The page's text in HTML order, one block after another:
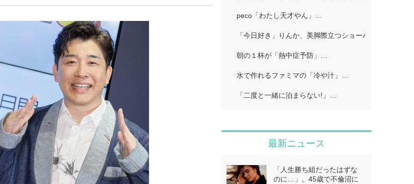
peco「わたし天才やん」…
「今日好き」りんか、美脚際立つショーパンコーデに
朝の１杯が「熱中症予防」…
水で作れるファミマの「冷や汁」…
「二度と一緒に泊まらない!」…
最新ニュース
「人生勝ち組だったはずな
のに…」。45歳で不倫沼に